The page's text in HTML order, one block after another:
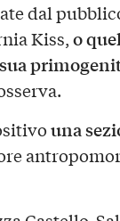
dal
Kiss,o
una